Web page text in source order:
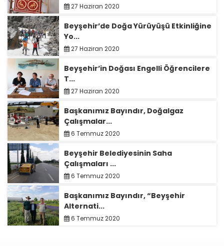
27 Haziran 2020
Beyşehir’de Doğa Yürüyüşü Etkinliğine
Yo...
27 Haziran 2020
Beyşehir’in Doğası Engelli Öğrencilere
T...
27 Haziran 2020
Başkanımız Bayındır, Doğalgaz
Çalışmalar...
6 Temmuz 2020
Beyşehir Belediyesinin Saha
Çalışmaları ...
6 Temmuz 2020
Başkanımız Bayındır, “Beyşehir
Alternati...
6 Temmuz 2020